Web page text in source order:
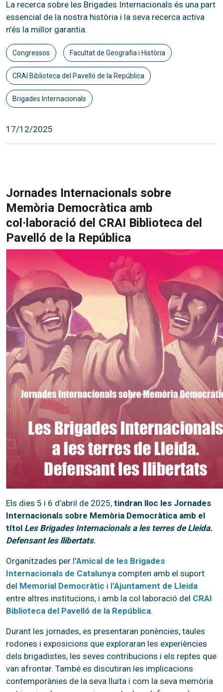
La recerca sobre les Brigades Internacionals és una part
essencial de la nostra història i la seva recerca activa
n'és la millor garantia.
Congressos Facultat de Geografia i Història
CRAI Biblioteca del Pavelló de la República
Brigades Internacionals
17/12/2025
Jornades Internacionals sobre
Memòria Democràtica amb
col·laboració del CRAI Biblioteca del
Pavelló de la República
Els dies 5 i 6 d’abril de 2025, tindran lloc les Jornades
Internacionals sobre Memòria Democràtica amb el
títol Les Brigades Internacionals a les terres de Lleida.
Defensant les llibertats.
Organitzades per l'Amical de les Brigades
Internacionals de Catalunya compten amb el suport
del Memorial Democràtic i l'Ajuntament de Lleida
entre altres institucions, i amb la col·laboració del CRAI
Biblioteca del Pavelló de la República.
Durant les jornades, es presentaran ponències, taules
rodones i exposicions que exploraran les experiències
dels brigadistes, les seves contribucions i els reptes que
van afrontar. També es discutiran les implicacions
contemporànies de la seva lluita i com la seva memòria